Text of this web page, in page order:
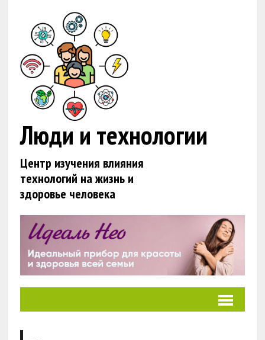
Люди и технологии
Центр изучения влияния
технологий на жизнь и
здоровье человека